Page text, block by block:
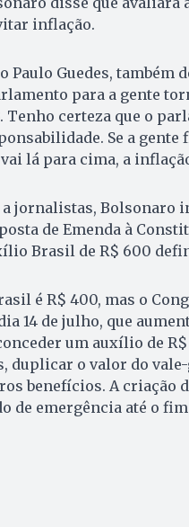
inflação.
Paulo Guedes, também
para a gente
Tenho certeza que o
Se a gente
lá para cima, a
jornalistas, Bolsonaro
de Emenda à
Brasil de R$ 600
é R$ 400, mas o
14 de julho, que
um auxílio de
duplicar o valor do
benefícios. A criação
de emergência até o